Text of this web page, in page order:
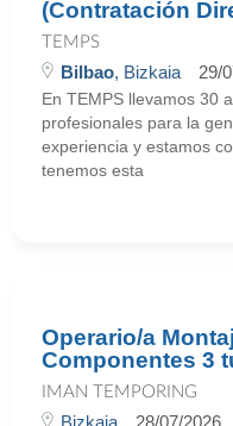
(Contratación
TEMPS
Bilbao, Bizkaia 29/
En TEMPS llevamos 30
profesionales para la
experiencia y estamos
tenemos esta
Operario/a
Componentes 3
IMAN TEMPORING
Bizkaia 28/07/2026